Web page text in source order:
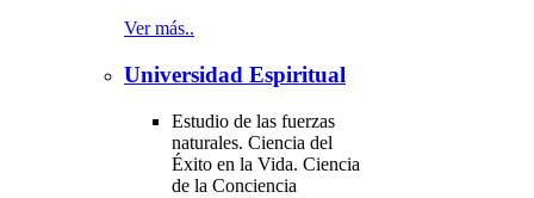
Ver más..
Universidad Espiritual
Estudio de las fuerzas
naturales. Ciencia del
Éxito en la Vida. Ciencia
de la Conciencia